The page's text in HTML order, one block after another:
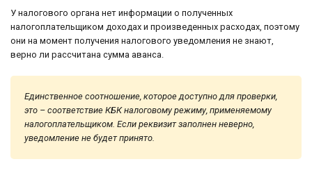
У налогового органа нет информации о полученных
налогоплательщиком доходах и произведенных расходах, поэтому
они на момент получения налогового уведомления не знают,
верно ли рассчитана сумма аванса.
Единственное соотношение, которое доступно для проверки,
это – соответствие КБК налоговому режиму, применяемому
налогоплательщиком. Если реквизит заполнен неверно,
уведомление не будет принято.